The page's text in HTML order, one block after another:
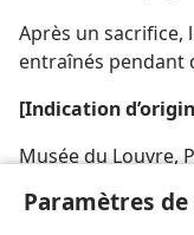
Paramètres
Après un sacrifice,
entraînés pendant
[Indication
Musée du Louvre,
[Crédit